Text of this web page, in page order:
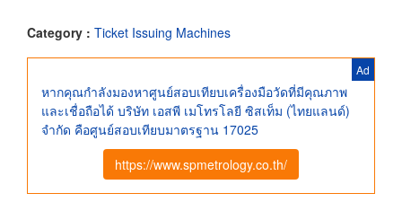
Category : Ticket Issuing Machines
Ad
หากคุณกำลังมองหาศูนย์สอบเทียบเครื่องมือวัดที่มีคุณภาพ
และเชื่อถือได้ บริษัท เอสพี เมโทรโลยี ซิสเท็ม (ไทยแลนด์)
จำกัด คือศูนย์สอบเทียบมาตรฐาน 17025
https://www.spmetrology.co.th/